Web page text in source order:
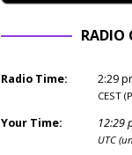
RADIO
Radio Time: 2:29
CEST
Your Time: 12:29
UTC